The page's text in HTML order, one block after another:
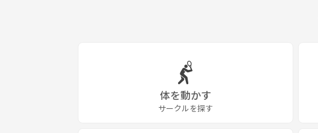
体を動かす
サークルを探す